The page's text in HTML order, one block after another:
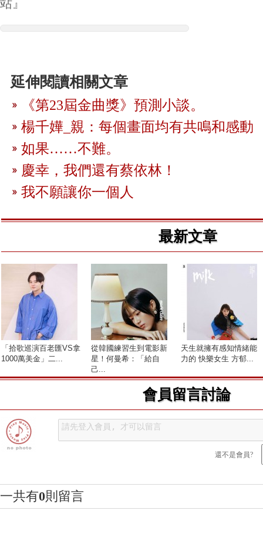
站』
延伸閱讀相關文章
《第23屆金曲獎》預測小談。
楊千嬅_親：每個畫面均有共鳴和感動
如果……不難。
慶幸，我們還有蔡依林！
我不願讓你一個人
最新文章
「拾歌巡演百老匯VS拿
1000萬美金」二...
從韓國練習生到電影新
星！何曼希：「給自
己...
天生就擁有感知情緒能
力的 快樂女生 方郁...
會員留言討論
還不是會員?
一共有0則留言